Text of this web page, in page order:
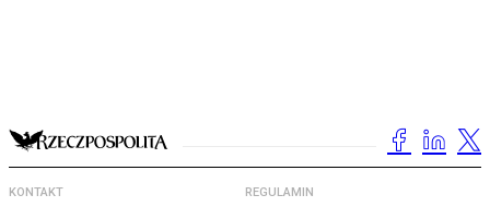
KONTAKT REGULAMIN